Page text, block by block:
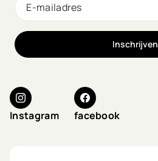
Inschrijven
Instagram facebook